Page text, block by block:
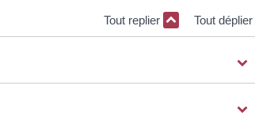
Tout replier Tout déplier